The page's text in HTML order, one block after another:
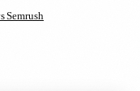
Semrush